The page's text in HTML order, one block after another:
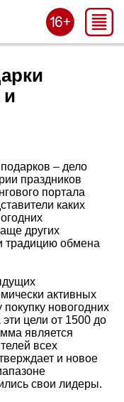
и
– дело
праздников
портала
каких
других
традицию обмена
активных
новогодних
цели от 1500 до
является
всех
и новое
свои лидеры.